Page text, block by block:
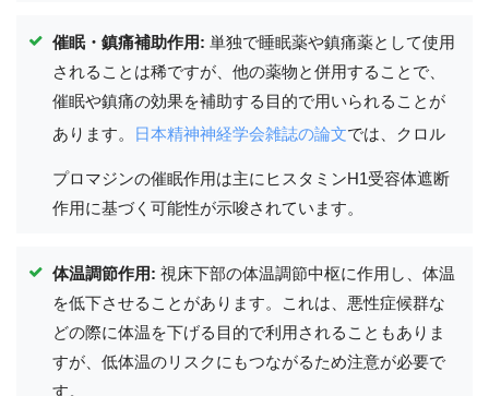
催眠・鎮痛補助作用: 単独で睡眠薬や鎮痛薬として使用
されることは稀ですが、他の薬物と併用することで、
催眠や鎮痛の効果を補助する目的で用いられることが
あります。
日本精神神経学会雑誌の論文では、クロル
プロマジンの催眠作用は主にヒスタミンH1受容体遮断
作用に基づく可能性が示唆されています。
体温調節作用: 視床下部の体温調節中枢に作用し、体温
を低下させることがあります。これは、悪性症候群な
どの際に体温を下げる目的で利用されることもありま
すが、低体温のリスクにもつながるため注意が必要で
す。